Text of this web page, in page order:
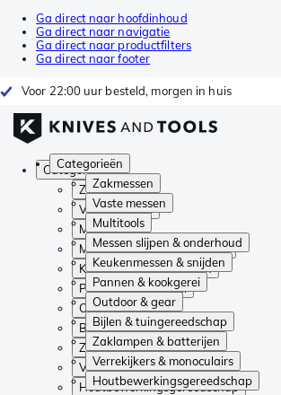
Ga direct naar hoofdinhoud
Ga direct naar navigatie
Ga direct naar productfilters
Ga direct naar footer
Voor 22:00 uur besteld, morgen in huis
Categorieën
Zakmessen
Vaste messen
Multitools
Messen slijpen & onderhoud
Keukenmessen & snijden
Pannen & kookgerei
Outdoor & gear
Bijlen & tuingereedschap
Zaklampen & batterijen
Verrekijkers & monoculairs
Houtbewerkingsgereedschap
Categorieën
Zakmessen
Vaste messen
Multitools
Messen slijpen & onderhoud
Keukenmessen & snijden
Pannen & kookgerei
Outdoor & gear
Bijlen & tuingereedschap
Zaklampen & batterijen
Verrekijkers & monoculairs
Houtbewerkingsgereedschap